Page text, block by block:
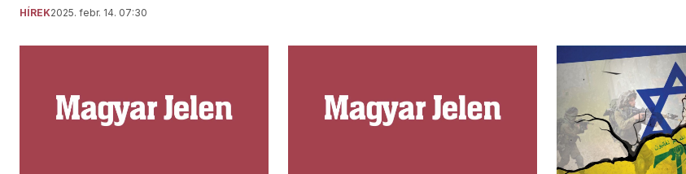
HÍREK2025. febr. 14. 07:30